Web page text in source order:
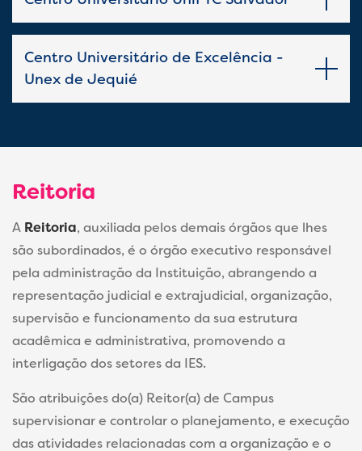
Centro Universitário de Excelência -
Unex de Jequié
Reitoria
A Reitoria, auxiliada pelos demais órgãos que lhes
são subordinados, é o órgão executivo responsável
pela administração da Instituição, abrangendo a
representação judicial e extrajudicial, organização,
supervisão e funcionamento da sua estrutura
acadêmica e administrativa, promovendo a
interligação dos setores da IES.
São atribuições do(a) Reitor(a) de Campus
supervisionar e controlar o planejamento, e execução
das atividades relacionadas com a organização e o